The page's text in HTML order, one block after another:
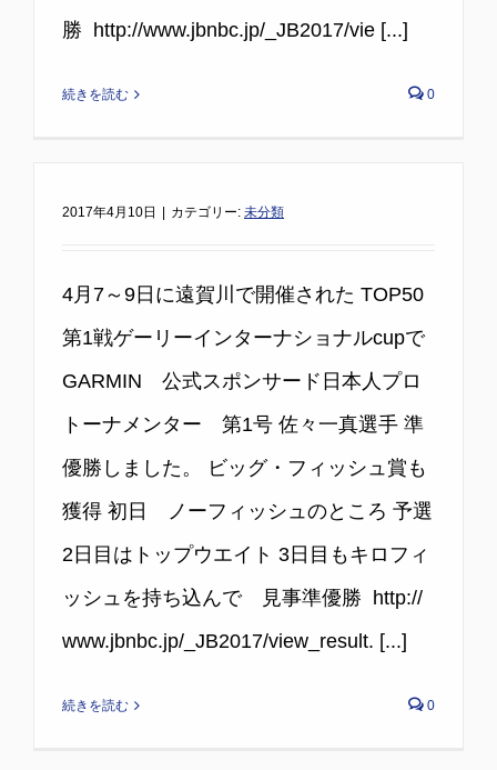
勝 ​ http://www.jbnbc.jp/_JB2017/vie [...]
続きを読む 0
2017年4月10日 カテゴリー: 未分類
4月7～9日に遠賀川で開催された TOP50
第1戦ゲーリーインターナショナルcupで
GARMIN 公式スポンサード日本人プロ
トーナメンター 第1号 佐々一真選手 準
優勝しました。 ビッグ・フィッシュ賞も
獲得 初日 ノーフィッシュのところ 予選
2日目はトップウエイト 3日目もキロフィ
ッシュを持ち込んで 見事準優勝 ​ http://
www.jbnbc.jp/_JB2017/view_result. [...]
続きを読む 0